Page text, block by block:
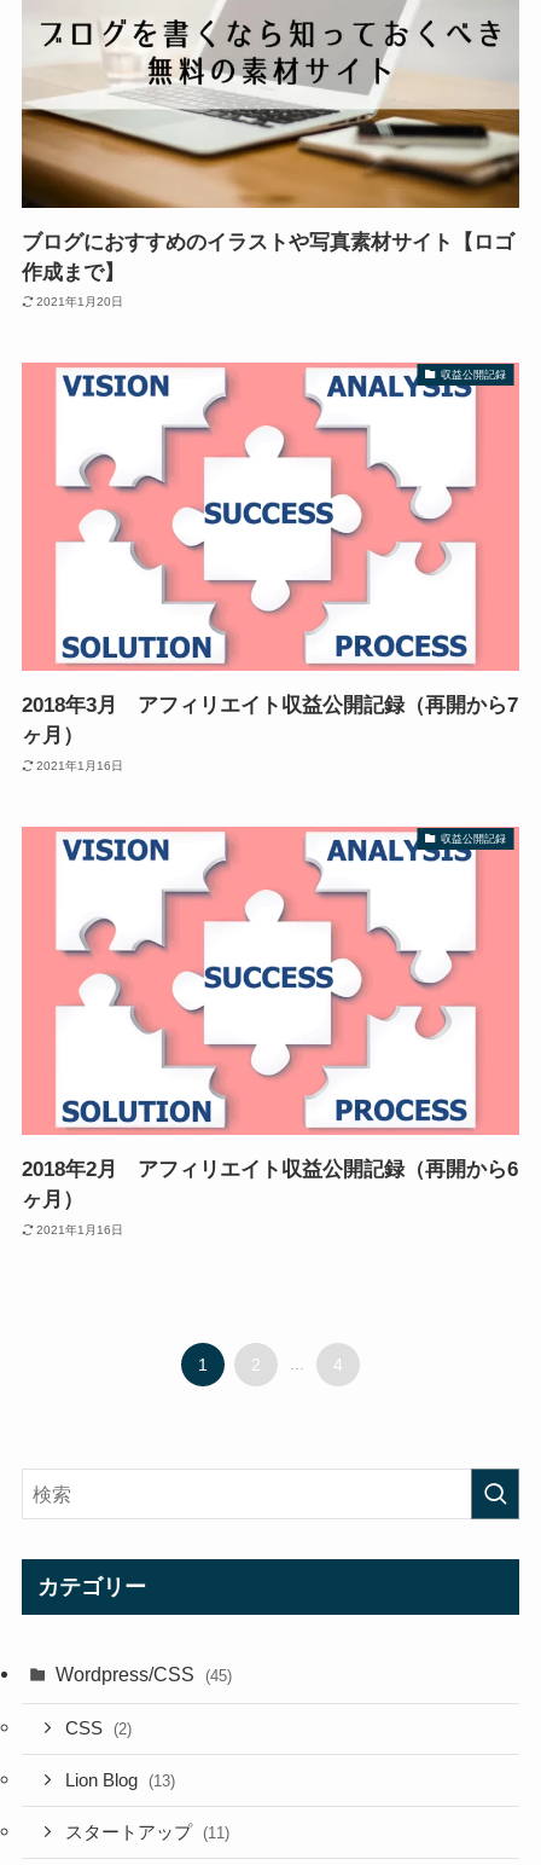
ブログにおすすめのイラストや写真素材サイト【ロゴ
作成まで】
2021年1月20日
収益公開記録
2018年3月 アフィリエイト収益公開記録（再開から7
ヶ月）
2021年1月16日
収益公開記録
2018年2月 アフィリエイト収益公開記録（再開から6
ヶ月）
2021年1月16日
1 2 4
カテゴリー
Wordpress/CSS (45)
CSS (2)
Lion Blog (13)
スタートアップ (11)